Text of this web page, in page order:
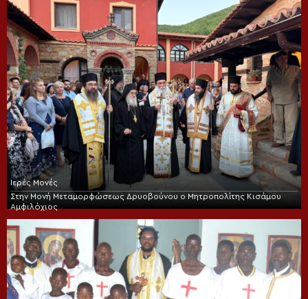
Ιερές Μονές
Στην Μονή Μεταμορφώσεως Δρυοβούνου ο Μητροπολίτης Κισάμου
Αμφιλόχιος